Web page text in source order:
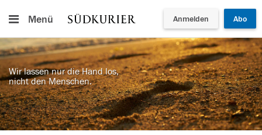
Menü Anmelden Abo
Wir lassen nur die Hand los,
nicht den Menschen.